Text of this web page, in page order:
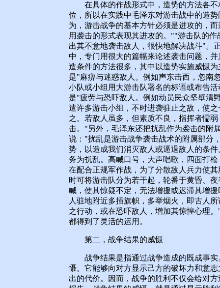
在具体的作战形式中，造势的方法各不
位，所以在实践中毛泽东对游击战中的造
为，游击战争的基本方针必须是进攻的，
用袭击的形式表现其进攻的。""游击队的
出其不意地袭击敌人，很快地解决战斗"。
中，专门用很大的篇幅来论述袭击问题，
造条件的方法很多，其中以造势实施威慑
是"麻痹与迷惑敌人。例如声东击西，忽南
小队或小组用大游击队署名的标语或布告
是"疲劳与恐吓敌人。例如动员民众坚壁清
遣许多游击小组，不时进袭驻止之敌，使
之。若敌人虽多，但素质不良，指挥者懦
击。"另外，毛泽东还把扰乱作为袭击的附
说："扰乱是游击战争袭击战术的附属部分
势，以造成我们消灭敌人或逼退敌人的条
务为扰乱。高喊口号，大声唱歌，四面打
在配合正规军作战，为了分散敌人兵力使
时可将游击队分为若干起，轮番于黄昏、
喊，使其惊疑不定，无法增援或迟滞其增
人驻地附近多插旗帜，多举烟火，即古人
之行动，或在恐吓敌人，增加其惊惶心理
都得到了灵活的运用。
第二，战争结果的威慑
战争结果是指通过战争造成的既成事实
慑。它能够向对方显示己方的破坏力和意
出的代价。因而，战争的胜利不仅会给对